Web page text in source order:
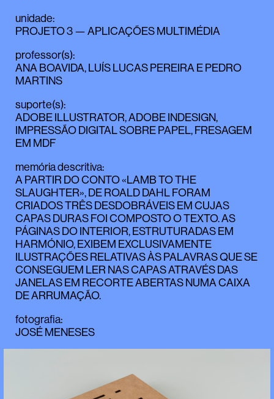
unidade:
PROJETO 3 — APLICAÇÕES MULTIMÉDIA
professor(s):
ANA BOAVIDA, LUÍS LUCAS PEREIRAE PEDRO
MARTINS
suporte(s):
ADOBE ILLUSTRATOR, ADOBE INDESIGN,
IMPRESSÃO DIGITAL SOBRE PAPEL, FRESAGEM
EM MDF
memória descritiva:
A PARTIR DO CONTO «LAMB TO THE
SLAUGHTER», DE ROALD DAHL FORAM
CRIADOS TRÊS DESDOBRÁVEIS EM CUJAS
CAPAS DURAS FOI COMPOSTO O TEXTO. AS
PÁGINAS DO INTERIOR, ESTRUTURADAS EM
HARMÓNIO, EXIBEM EXCLUSIVAMENTE
ILUSTRAÇÕES RELATIVAS ÀS PALAVRAS QUE SE
CONSEGUEM LER NAS CAPAS ATRAVÉS DAS
JANELAS EM RECORTE ABERTAS NUMA CAIXA
DE ARRUMAÇÃO.
fotografia:
JOSÉ MENESES